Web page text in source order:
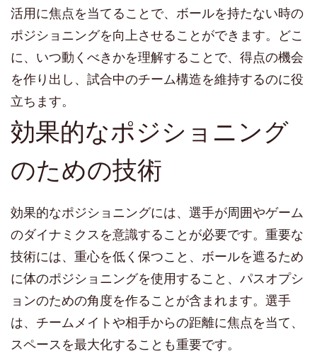
活用に焦点を当てることで、ボールを持たない時の
ポジショニングを向上させることができます。どこ
に、いつ動くべきかを理解することで、得点の機会
を作り出し、試合中のチーム構造を維持するのに役
立ちます。
効果的なポジショニング
のための技術
効果的なポジショニングには、選手が周囲やゲーム
のダイナミクスを意識することが必要です。重要な
技術には、重心を低く保つこと、ボールを遮るため
に体のポジショニングを使用すること、パスオプシ
ョンのための角度を作ることが含まれます。選手
は、チームメイトや相手からの距離に焦点を当て、
スペースを最大化することも重要です。